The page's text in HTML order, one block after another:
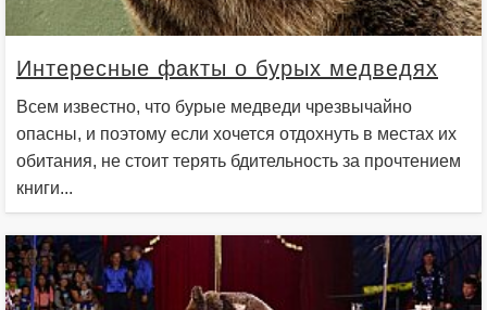
Интересные факты о бурых медведях
Всем известно, что бурые медведи чрезвычайно
опасны, и поэтому если хочется отдохнуть в местах их
обитания, не стоит терять бдительность за прочтением
книги...